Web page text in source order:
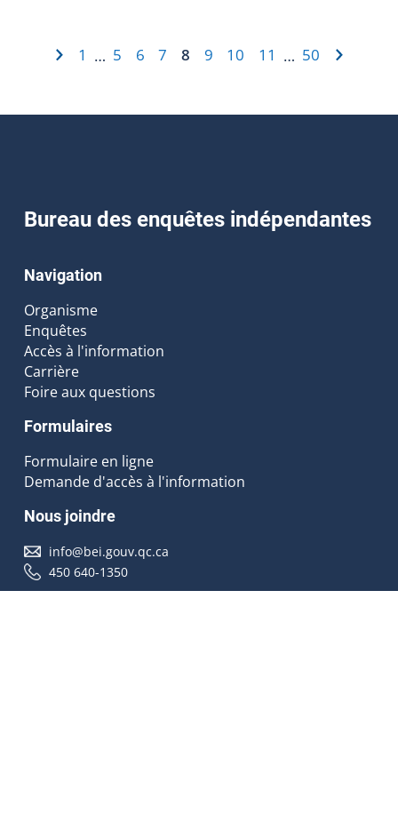
1 … 5 6 7 8 9 10 11 … 50
Bureau des enquêtes indépendantes
Navigation
Organisme
Enquêtes
Accès à l'information
Carrière
Foire aux questions
Formulaires
Formulaire en ligne
Demande d'accès à l'information
Nous joindre
info@bei.gouv.qc.ca
450 640-1350